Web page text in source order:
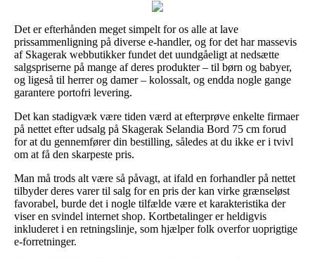
Det er efterhånden meget simpelt for os alle at lave
prissammenligning på diverse e-handler, og for det har massevis
af Skagerak webbutikker fundet det uundgåeligt at nedsætte
salgspriserne på mange af deres produkter – til børn og babyer,
og ligeså til herrer og damer – kolossalt, og endda nogle gange
garantere portofri levering.
Det kan stadigvæk være tiden værd at efterprøve enkelte firmaer
på nettet efter udsalg på Skagerak Selandia Bord 75 cm forud
for at du gennemfører din bestilling, således at du ikke er i tvivl
om at få den skarpeste pris.
Man må trods alt være så påvagt, at ifald en forhandler på nettet
tilbyder deres varer til salg for en pris der kan virke grænseløst
favorabel, burde det i nogle tilfælde være et karakteristika der
viser en svindel internet shop. Kortbetalinger er heldigvis
inkluderet i en retningslinje, som hjælper folk overfor uoprigtige
e-forretninger.